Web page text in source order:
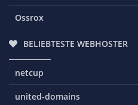
Ossrox
BELIEBTESTE WEBHOSTER
netcup
united-domains